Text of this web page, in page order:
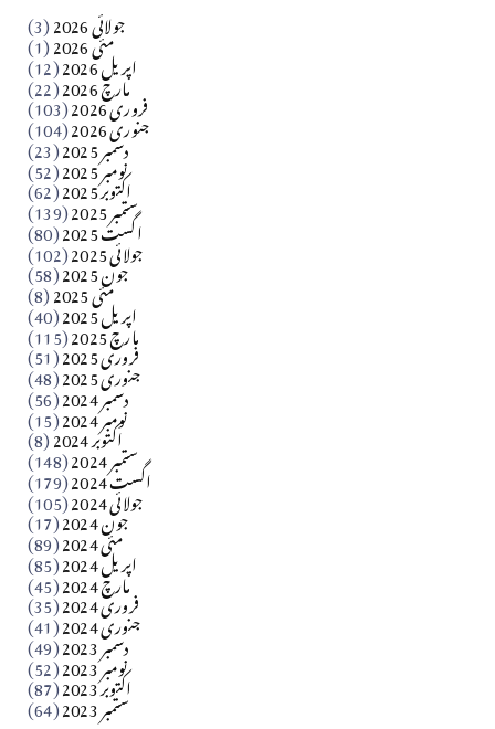
آزاد کشمیر جیسے احتجاج کی ضرورت ہے؟ از،،، ظہیرالدین
جولائی 2026 (3) مئی 2026 (1) اپریل 2026 (12) مارچ 2026 (22) فروری 2026 (103) جنوری 2026 (104) دسمبر 2025 (23) نومبر 2025 (52) اکتوبر 2025 (62) ستمبر 2025 (139) اگست 2025 (80) جولائی 2025 (102) جون 2025 (58) مئی 2025 (8) اپریل 2025 (40) مارچ 2025 (115) فروری 2025 (51) جنوری 2025 (48) دسمبر 2024 (56) نومبر 2024 (15) اکتوبر 2024 (8) ستمبر 2024 (148) اگست 2024 (179) جولائی 2024 (105) جون 2024 (17) مئی 2024 (89) اپریل 2024 (85) مارچ 2024 (45) فروری 2024 (35) جنوری 2024 (41) دسمبر 2023 (49) نومبر 2023 (52) اکتوبر 2023 (87) ستمبر 2023 (64)